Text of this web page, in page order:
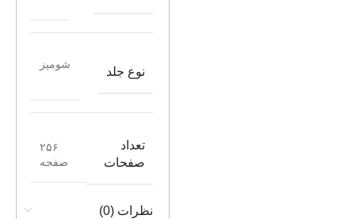
نوع جلد
شومیز
تعداد
صفحات
۲۵۶
صفحه
نظرات (0)